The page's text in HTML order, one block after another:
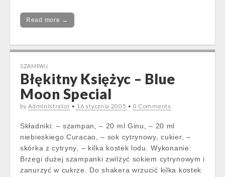
Read more →
SZAMPAN
Błękitny Księżyc – Blue
Moon Special
byAdministrator • 16 stycznia 2005 • 0 Comments
Składniki: – szampan, – 20 ml Ginu, – 20 ml
niebieskiego Curacao, – sok cytrynowy, cukier, –
skórka z cytryny, – kilka kostek lodu. Wykonanie:
Brzegi dużej szampanki zwilżyć sokiem cytrynowym i
zanurzyć w cukrze. Do shakera wrzucić kilka kostek